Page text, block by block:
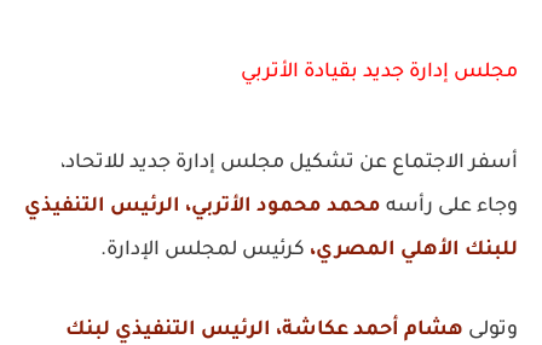
مجلس إدارة جديد بقيادة الأتربي
أسفر الاجتماع عن تشكيل مجلس إدارة جديد للاتحاد،
وجاء على رأسه محمد محمود الأتربي، الرئيس التنفيذي
للبنك الأهلي المصري، كرئيس لمجلس الإدارة.
وتولى هشام أحمد عكاشة، الرئيس التنفيذي لبنك